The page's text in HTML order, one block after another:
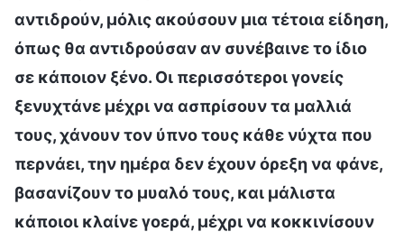
αντιδρούν, μόλις ακούσουν μια τέτοια είδηση,
όπως θα αντιδρούσαν αν συνέβαινε το ίδιο
σε κάποιον ξένο. Οι περισσότεροι γονείς
ξενυχτάνε μέχρι να ασπρίσουν τα μαλλιά
τους, χάνουν τον ύπνο τους κάθε νύχτα που
περνάει, την ημέρα δεν έχουν όρεξη να φάνε,
βασανίζουν το μυαλό τους, και μάλιστα
κάποιοι κλαίνε γοερά, μέχρι να κοκκινίσουν